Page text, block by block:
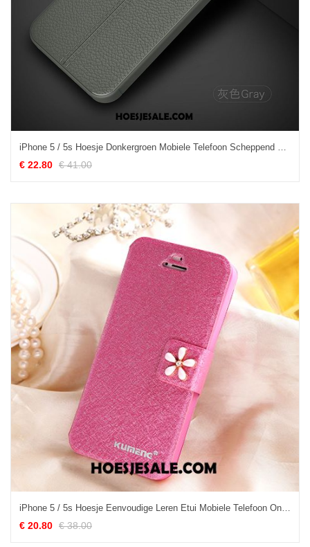
€ 22.80 € 41.00
€ 20.80 € 38.00